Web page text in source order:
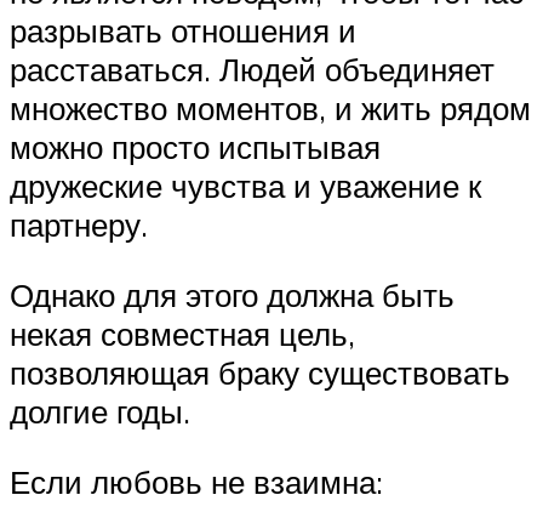
разрывать отношения и
расставаться. Людей объединяет
множество моментов, и жить рядом
можно просто испытывая
дружеские чувства и уважение к
партнеру.
Однако для этого должна быть
некая совместная цель,
позволяющая браку существовать
долгие годы.
Если любовь не взаимна: